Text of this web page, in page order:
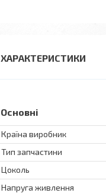
ХАРАКТЕРИСТИКИ
Основні
Країна виробник
Тип запчастини
Цоколь
Напруга живлення